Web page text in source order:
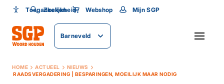
Toegankelijkheid
Toegankelijkheid
Lettergrootte
Zoeken Webshop Mijn SGP
Barneveld
HOME ACTUEEL
NIEUWS
RAADSVERGADERING | BESPARINGEN, MOEILIJK MAAR NODIG